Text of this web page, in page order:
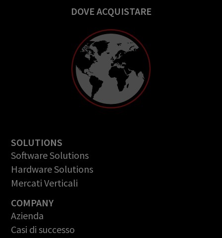
DOVE ACQUISTARE
SOLUTIONS
Software Solutions
Hardware Solutions
Mercati Verticali
COMPANY
Azienda
Casi di successo